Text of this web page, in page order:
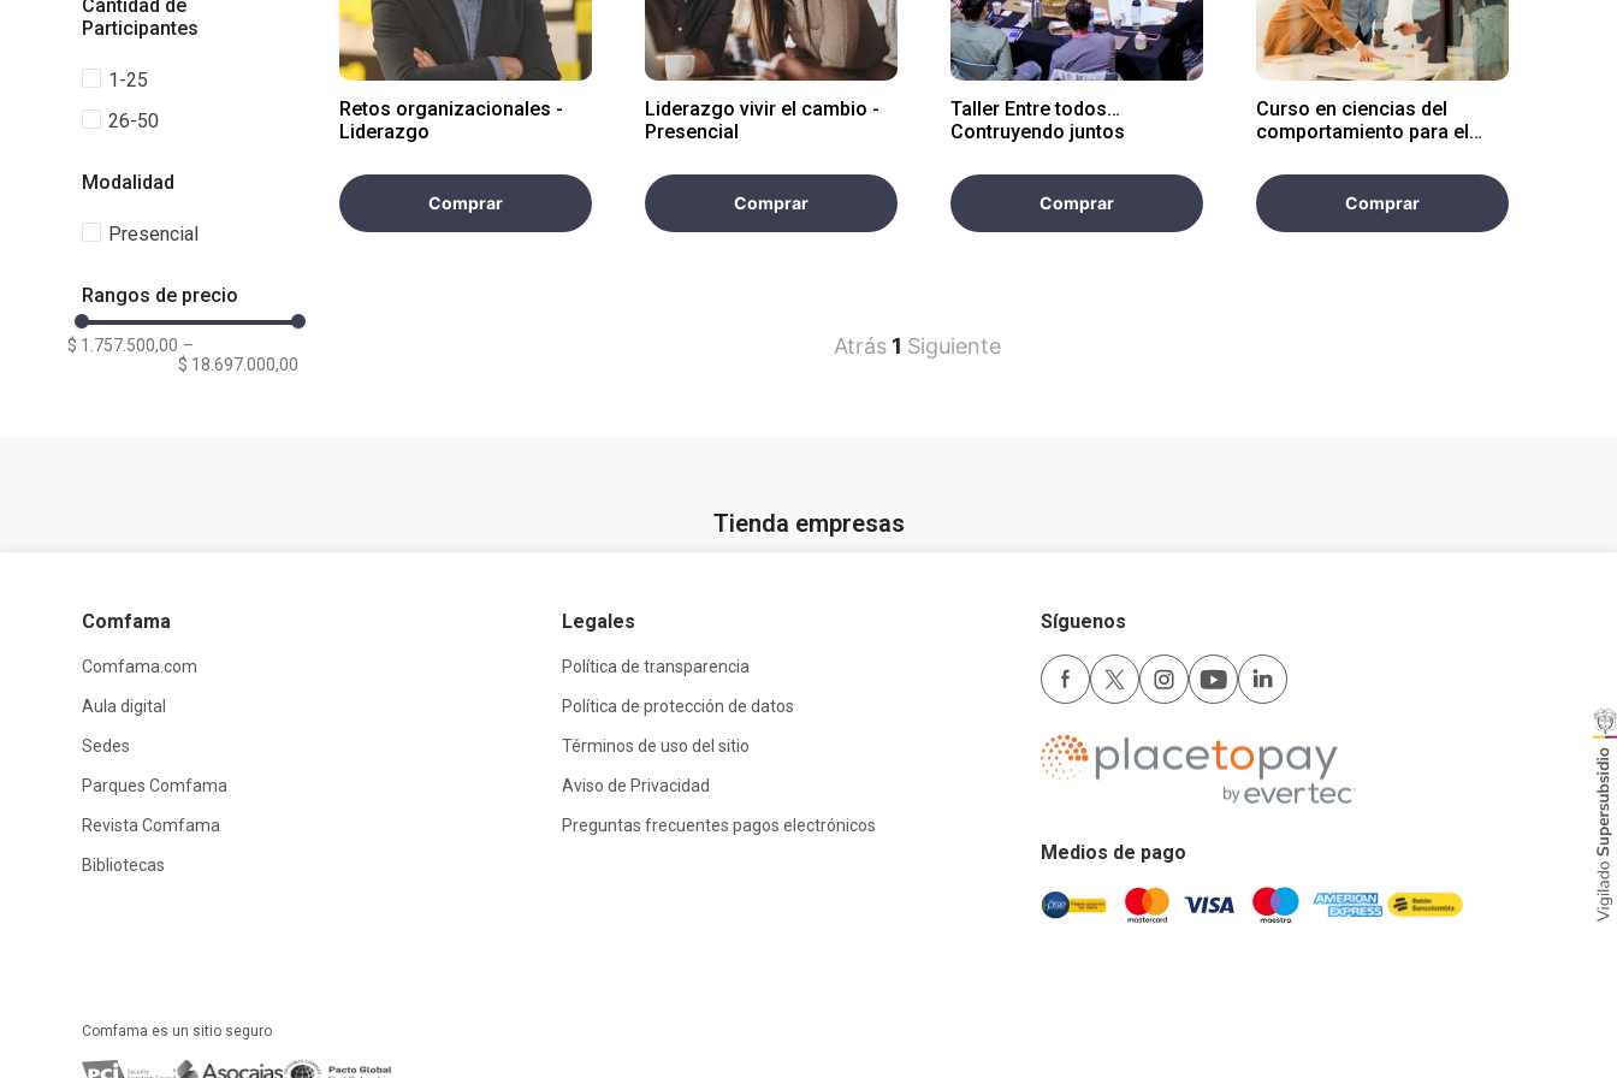
Cantidad de
Participantes
1-25
26-50
Modalidad
Presencial
Rangos de precio
$ 1.757.500,00 –
$ 18.697.000,00
Retos organizacionales -
Liderazgo
Comprar
Liderazgo vivir el cambio -
Presencial
Comprar
Taller Entre todos…
Contruyendo juntos
Comprar
Curso en ciencias del
comportamiento para el
empresarial
Comprar
Atrás 1 Siguiente
Tienda empresas
Comfama
Comfama.com
Aula digital
Sedes
Parques Comfama
Revista Comfama
Bibliotecas
Legales
Política de transparencia
Política de protección de datos
Términos de uso del sitio
Aviso de Privacidad
Preguntas frecuentes pagos electrónicos
Síguenos
Medios de pago
Comfama es un sitio seguro